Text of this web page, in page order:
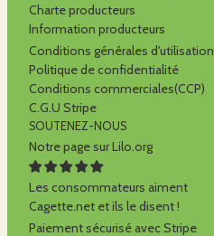
Charte producteurs
Information producteurs
Conditions générales d'utilisation
Politique de confidentialité
Conditions commerciales(CCP)
C.G.U Stripe
SOUTENEZ-NOUS
Notre page sur Lilo.org
Les consommateurs aiment
Cagette.net et ils le disent !
Paiement sécurisé avec Stripe